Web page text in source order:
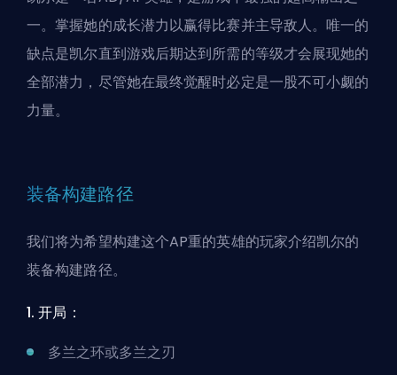
一。掌握她的成长潜力以赢得比赛并主导敌人。唯一的
缺点是凯尔直到游戏后期达到所需的等级才会展现她的
全部潜力，尽管她在最终觉醒时必定是一股不可小觑的
力量。
装备构建路径
我们将为希望构建这个AP重的英雄的玩家介绍凯尔的
装备构建路径。
1. 开局：
多兰之环或多兰之刃